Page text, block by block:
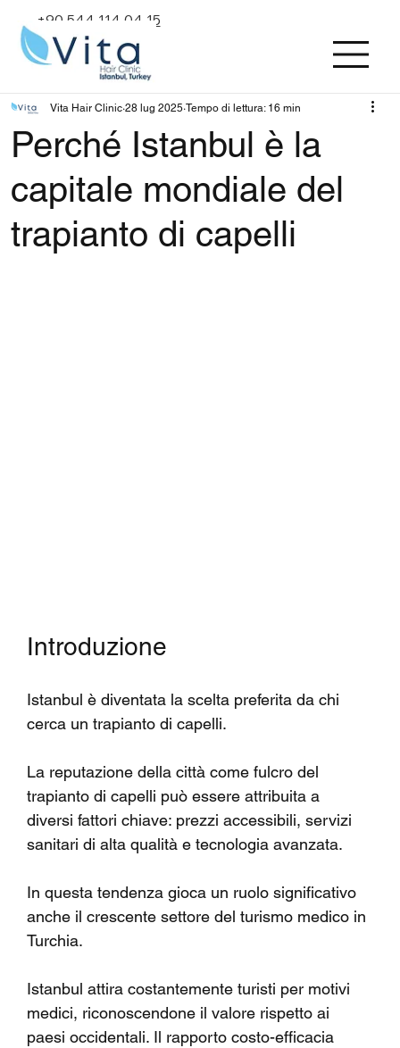
+90 544 114 04 15
Perché Istanbul è la
capitale mondiale del
trapianto di capelli
Vita Hair Clinic 28 lug 2025 Tempo di lettura: 16 min
Introduzione
Istanbul è diventata la scelta preferita da chi
cerca un trapianto di capelli.
La reputazione della città come fulcro del
trapianto di capelli può essere attribuita a
diversi fattori chiave: prezzi accessibili, servizi
sanitari di alta qualità e tecnologia avanzata.
In questa tendenza gioca un ruolo significativo
anche il crescente settore del turismo medico in
Turchia.
Istanbul attira costantemente turisti per motivi
medici, riconoscendone il valore rispetto ai
paesi occidentali. Il rapporto costo-efficacia